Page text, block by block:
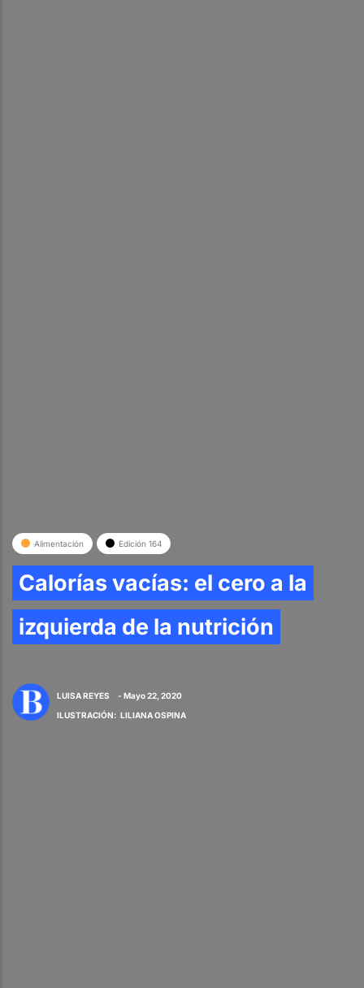
Alimentación Edición 164
Calorías vacías: el cero a la
izquierda de la nutrición
LUISA REYES
- Mayo 22, 2020
ILUSTRACIÓN: LILIANA OSPINA